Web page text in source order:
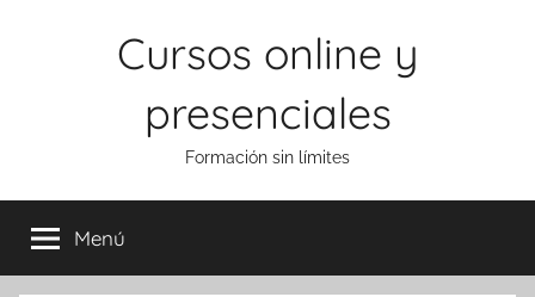
Cursos online y
presenciales
Formación sin límites
Menú